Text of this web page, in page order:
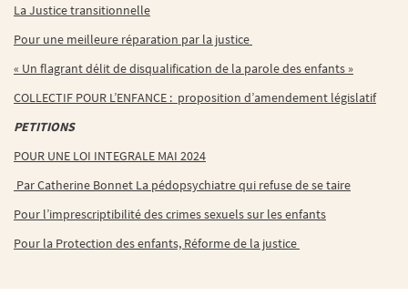
La Justice transitionnelle
Pour une meilleure réparation par la justice
« Un flagrant délit de disqualification de la parole des enfants »
COLLECTIF POUR L’ENFANCE : proposition d’amendement législatif
PETITIONS
POUR UNE LOI INTEGRALE MAI 2024
Par Catherine Bonnet La pédopsychiatre qui refuse de se taire
Pour l’imprescriptibilité des crimes sexuels sur les enfants
Pour la Protection des enfants, Réforme de la justice